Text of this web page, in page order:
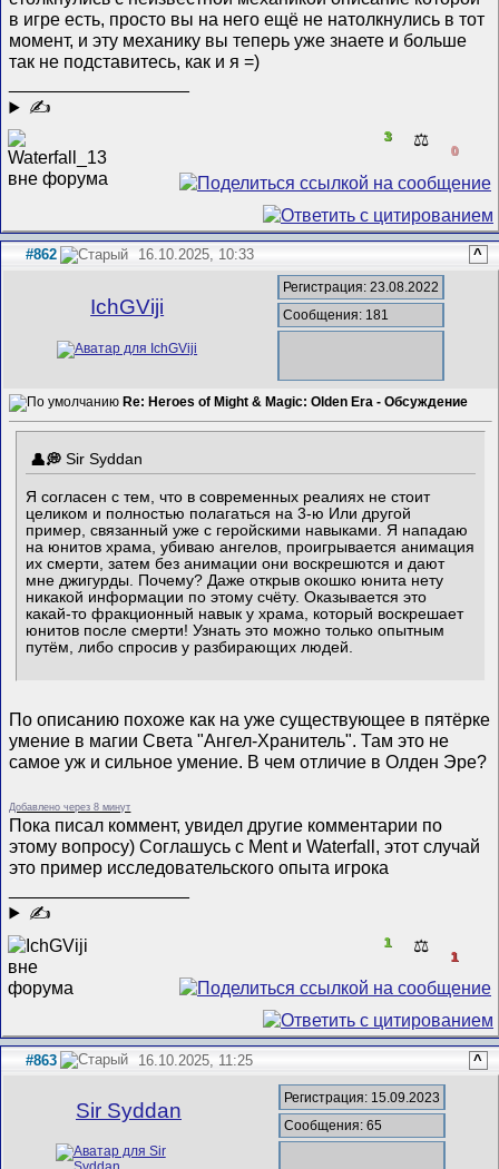
в игре есть, просто вы на него ещё не натолкнулись в тот
момент, и эту механику вы теперь уже знаете и больше
так не подставитесь, как и я =)
✍
3 ⚖️
0
#862 16.10.2025, 10:33 ^
IchGViji
Регистрация: 23.08.2022
Сообщения: 181
Re: Heroes of Might & Magic: Olden Era - Обсуждение
Sir Syddan
Я согласен с тем, что в современных реалиях не стоит
целиком и полностью полагаться на 3-ю Или другой
пример, связанный уже с геройскими навыками. Я нападаю
на юнитов храма, убиваю ангелов, проигрывается анимация
их смерти, затем без анимации они воскрешются и дают
мне джигурды. Почему? Даже открыв окошко юнита нету
никакой информации по этому счёту. Оказывается это
какай-то фракционный навык у храма, который воскрешает
юнитов после смерти! Узнать это можно только опытным
путём, либо спросив у разбирающих людей.
По описанию похоже как на уже существующее в пятёрке
умение в магии Света "Ангел-Хранитель". Там это не
самое уж и сильное умение. В чем отличие в Олден Эре?
Добавлено через 8 минут
Пока писал коммент, увидел другие комментарии по
этому вопросу) Соглашусь с Ment и Waterfall, этот случай
это пример исследовательского опыта игрока
✍
1 ⚖️
1
#863 16.10.2025, 11:25 ^
Sir Syddan
Регистрация: 15.09.2023
Сообщения: 65